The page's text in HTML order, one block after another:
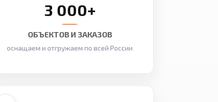
3 000+
ОБЪЕКТОВ И ЗАКАЗОВ
оснащаем и отгружаем по всей России